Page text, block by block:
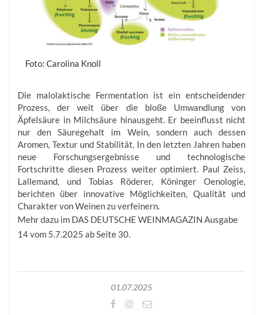
Foto: Carolina Knoll
Die malolaktische Fermentation ist ein entscheidender
Prozess, der weit über die bloße Umwandlung von
Äpfelsäure in Milchsäure hinausgeht. Er beeinflusst nicht
nur den Säuregehalt im Wein, sondern auch dessen
Aromen, Textur und Stabilität. In den letzten Jahren haben
neue Forschungsergebnisse und technologische
Fortschritte diesen Prozess weiter optimiert. Paul Zeiss,
Lallemand, und Tobias Röderer, Köninger Oenologie,
berichten über innovative Möglichkeiten, Qualität und
Charakter von Weinen zu verfeinern.
Mehr dazu im DAS DEUTSCHE WEINMAGAZIN Ausgabe
14 vom 5.7.2025 ab Seite 30.
01.07.2025